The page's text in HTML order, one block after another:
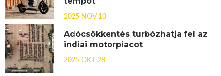
2025 NOV 10
Adócsökkentés turbózhatja fel az
indiai motorpiacot
2025 OKT 28